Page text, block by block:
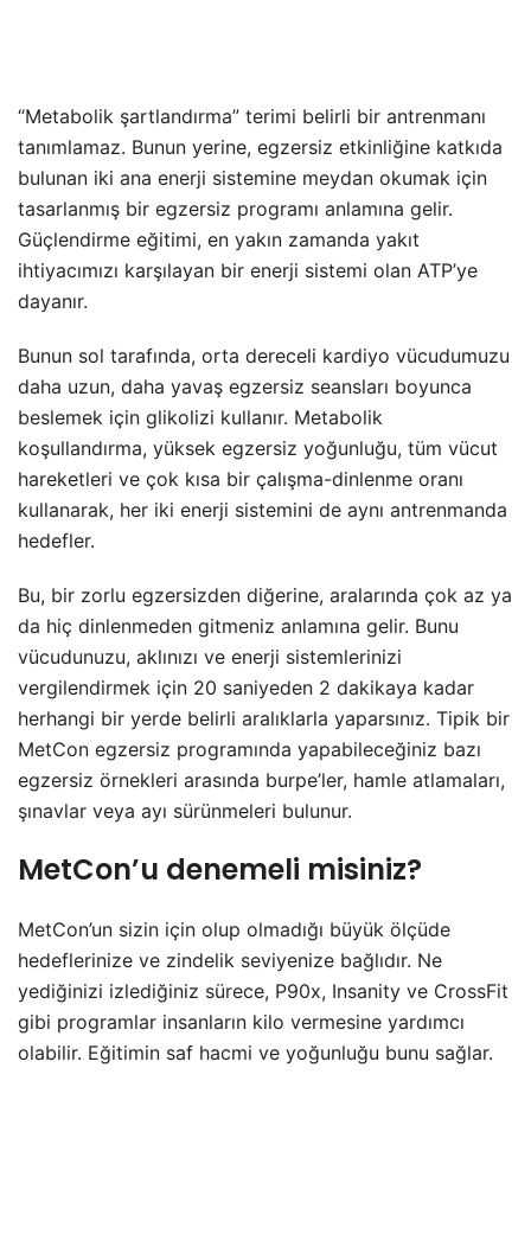
“Metabolik şartlandırma” terimi belirli bir antrenmanı
tanımlamaz. Bunun yerine, egzersiz etkinliğine katkıda
bulunan iki ana enerji sistemine meydan okumak için
tasarlanmış bir egzersiz programı anlamına gelir.
Güçlendirme eğitimi, en yakın zamanda yakıt
ihtiyacımızı karşılayan bir enerji sistemi olan ATP’ye
dayanır.
Bunun sol tarafında, orta dereceli kardiyo vücudumuzu
daha uzun, daha yavaş egzersiz seansları boyunca
beslemek için glikolizi kullanır. Metabolik
koşullandırma, yüksek egzersiz yoğunluğu, tüm vücut
hareketleri ve çok kısa bir çalışma-dinlenme oranı
kullanarak, her iki enerji sistemini de aynı antrenmanda
hedefler.
Bu, bir zorlu egzersizden diğerine, aralarında çok az ya
da hiç dinlenmeden gitmeniz anlamına gelir. Bunu
vücudunuzu, aklınızı ve enerji sistemlerinizi
vergilendirmek için 20 saniyeden 2 dakikaya kadar
herhangi bir yerde belirli aralıklarla yaparsınız. Tipik bir
MetCon egzersiz programında yapabileceğiniz bazı
egzersiz örnekleri arasında burpe’ler, hamle atlamaları,
şınavlar veya ayı sürünmeleri bulunur.
MetCon’u denemeli misiniz?
MetCon’un sizin için olup olmadığı büyük ölçüde
hedeflerinize ve zindelik seviyenize bağlıdır. Ne
yediğinizi izlediğiniz sürece, P90x, Insanity ve CrossFit
gibi programlar insanların kilo vermesine yardımcı
olabilir. Eğitimin saf hacmi ve yoğunluğu bunu sağlar.